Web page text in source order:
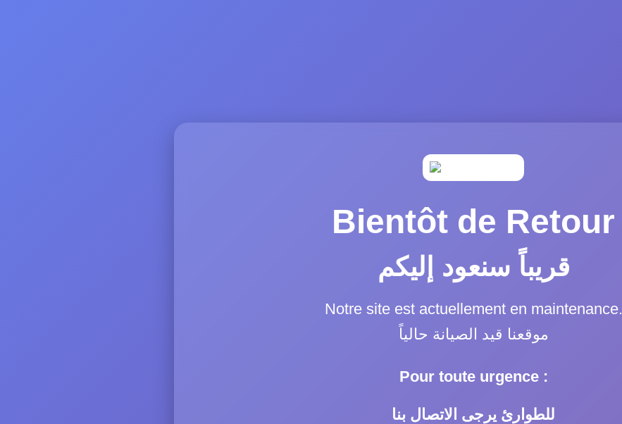
Bientôt de Retour
قريباً سنعود إليكم
Notre site est actuellement en maintenance.
موقعنا قيد الصيانة حالياً
Pour toute urgence :
للطوارئ يرجى الاتصال بنا